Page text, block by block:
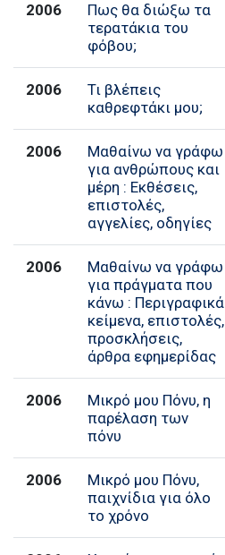
2006
Πως θα διώξω τα
τερατάκια του
φόβου;
2006
Τι βλέπεις
καθρεφτάκι μου;
2006
Μαθαίνω να γράφω
για ανθρώπους και
μέρη : Εκθέσεις,
επιστολές,
αγγελίες, οδηγίες
2006
Μαθαίνω να γράφω
για πράγματα που
κάνω : Περιγραφικά
κείμενα, επιστολές,
προσκλήσεις,
άρθρα εφημερίδας
2006
Μικρό μου Πόνυ, η
παρέλαση των
πόνυ
2006
Μικρό μου Πόνυ,
παιχνίδια για όλο
το χρόνο